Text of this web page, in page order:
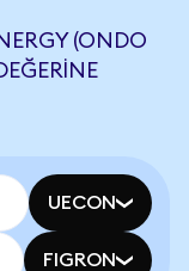
(ONDO
UECON
FIGRON